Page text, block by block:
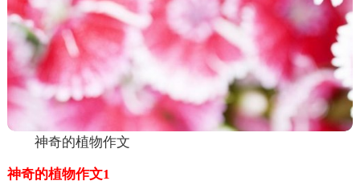
神奇的植物作文
神奇的植物作文1